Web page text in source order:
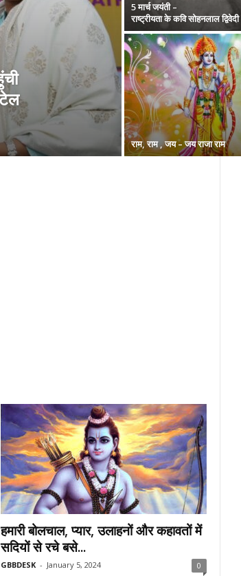
5 मार्च जयंती –
राष्ट्रीयता के कवि सोहनलाल द्विवेदी
राम, राम , जय – जय राजा राम
हमारी बोलचाल, प्यार, उलाहनों और कहावतों में
सदियों से रचे बसे...
GBBDESK - January 5, 2024 0